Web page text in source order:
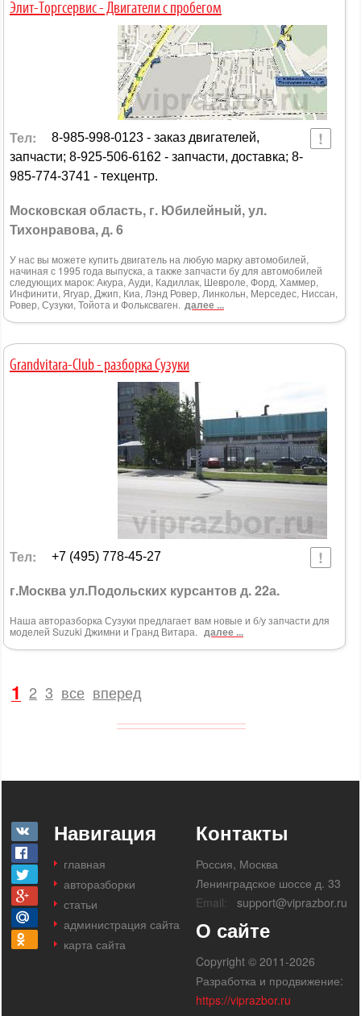
Элит-Торгсервис - Двигатели с пробегом
Тел:
8-985-998-0123 - заказ двигателей,
запчасти; 8-925-506-6162 - запчасти, доставка; 8-
985-774-3741 - техцентр.
Московская область, г. Юбилейный, ул.
Тихонравова, д. 6
У нас вы можете купить двигатель на любую марку автомобилей,
начиная с 1995 года выпуска, а также запчасти бу для автомобилей
следующих марок: Акура, Ауди, Кадиллак, Шевроле, Форд, Хаммер,
Инфинити, Ягуар, Джип, Киа, Лэнд Ровер, Линкольн, Мерседес, Ниссан,
Ровер, Сузуки, Тойота и Фольксваген. далее ...
Grandvitara-Club - разборка Сузуки
Тел: +7 (495) 778-45-27
г.Москва ул.Подольских курсантов д. 22а.
Наша авторазборка Сузуки предлагает вам новые и б/у запчасти для
моделей Suzuki Джимни и Гранд Витара. далее ...
1 2 3 все вперед
Навигация
главная
авторазборки
статьи
администрация сайта
карта сайта
Контакты
Россия, Москва
Ленинградское шоссе д. 33
Email:
support@viprazbor.ru
О сайте
Copyright © 2011-2026
Разработка и продвижение:
https://viprazbor.ru